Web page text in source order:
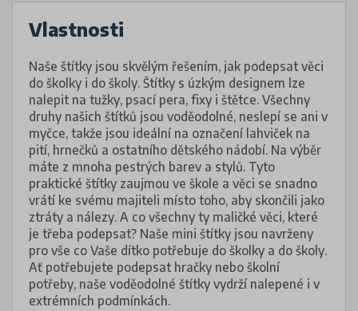
Vlastnosti
Naše štítky jsou skvělým řešením, jak podepsat věci
do školky i do školy. Štítky s úzkým designem lze
nalepit na tužky, psací pera, fixy i štětce. Všechny
druhy našich štítků jsou voděodolné, neslepí se ani v
myčce, takže jsou ideální na označení lahviček na
pití, hrnečků a ostatního dětského nádobí. Na výběr
máte z mnoha pestrých barev a stylů. Tyto
praktické štítky zaujmou ve škole a věci se snadno
vrátí ke svému majiteli místo toho, aby skončili jako
ztráty a nálezy. A co všechny ty maličké věci, které
je třeba podepsat? Naše mini štítky jsou navrženy
pro vše co Vaše dítko potřebuje do školky a do školy.
Ať potřebujete podepsat hračky nebo školní
potřeby, naše voděodolné štítky vydrží nalepené i v
extrémních podmínkách.